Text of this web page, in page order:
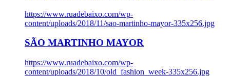
https://www.ruadebaixo.com/wp-
content/uploads/2018/11/sao-martinho-mayor-335x256.jpg
SÃO MARTINHO MAYOR
https://www.ruadebaixo.com/wp-
content/uploads/2018/10/old_fashion_week-335x256.jpg